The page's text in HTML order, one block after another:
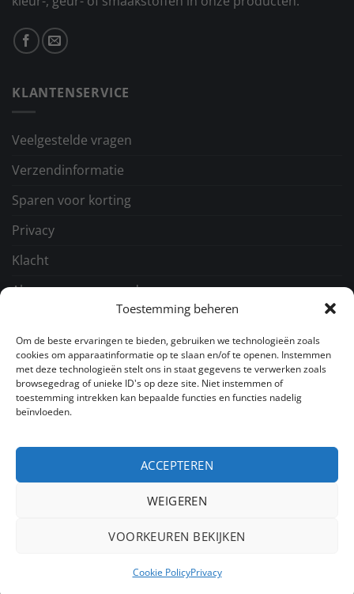
Toestemming beheren
Om de beste ervaringen te bieden, gebruiken we technologieën zoals
cookies om apparaatinformatie op te slaan en/of te openen. Instemmen
met deze technologieën stelt ons in staat gegevens te verwerken zoals
browsegedrag of unieke ID's op deze site. Niet instemmen of
toestemming intrekken kan bepaalde functies en functies nadelig
beïnvloeden.
ACCEPTEREN
WEIGEREN
VOORKEUREN BEKIJKEN
Cookie PolicyPrivacy
KLANTENSERVICE
Veelgestelde vragen
Verzendinformatie
Sparen voor korting
Privacy
Klacht
Algemene voorwaarden
GA NAAR
Over ons
Snacks
PayPal IDeal
Bancontact
Joomlapartner Internetbureau